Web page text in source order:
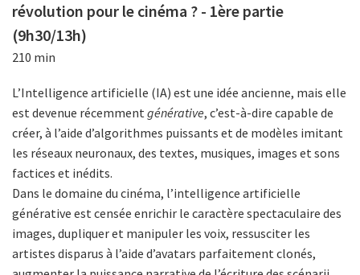
révolution pour le cinéma ? - 1ère partie
(9h30/13h)
210 min
L’Intelligence artificielle (IA) est une idée ancienne, mais elle
est devenue récemmentgénérative, c’est-à-dire capable de
créer, à l’aide d’algorithmes puissants et de modèles imitant
les réseaux neuronaux, des textes, musiques, images et sons
factices et inédits.
Dans le domaine du cinéma, l’intelligence artificielle
générative est censée enrichir le caractère spectaculaire des
images, dupliquer et manipuler les voix, ressusciter les
artistes disparus à l’aide d’avatars parfaitement clonés,